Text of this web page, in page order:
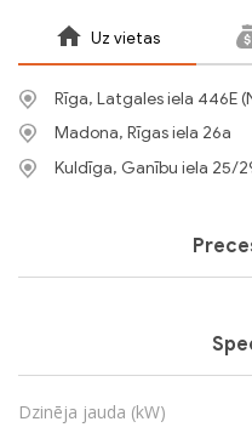
Uz vietas
Rīga, Latgales iela 446E
Madona, Rīgas iela 26a
Kuldīga, Ganību iela 25/
Dzinēja jauda (kW)